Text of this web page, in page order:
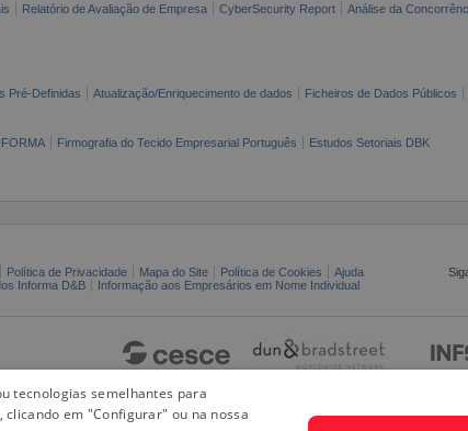
Relatório de Avaliação de Empresa CyberSecurity Report
Análise da
Pré-Definidas Atualização/Enriquecimento de dados
Ficheiros de Dados Públicos
Firmografia do Tecido Empresarial Português Estudos Setoriais DBK
Política de Privacidade Mapa do Site Política de Cookies Ajuda
Informa D&B
Informação aos Empresários em Nome Individual
tecnologias semelhantes para
em "Configurar" ou na nossa